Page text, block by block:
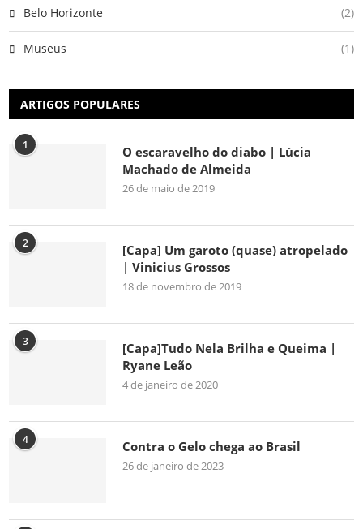
Belo Horizonte (2)
Museus (1)
ARTIGOS POPULARES
1
O escaravelho do diabo | Lúcia
Machado de Almeida
26 de maio de 2019
2
[Capa] Um garoto (quase) atropelado
| Vinicius Grossos
18 de novembro de 2019
3
[Capa]Tudo Nela Brilha e Queima |
Ryane Leão
4 de janeiro de 2020
4 Contra o Gelo chega ao Brasil
26 de janeiro de 2023